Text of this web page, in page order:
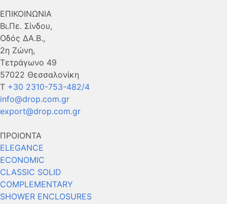
ΕΠΙΚΟΙΝΩΝΙΑ
Βι.Πε. Σίνδου,
Οδός ΔΑ.Β.,
2η Ζώνη,
Τετράγωνο 49
57022 Θεσσαλονίκη
Τ +30 2310-753-482/4
info@drop.com.gr
export@drop.com.gr
ΠΡΟΙΟΝΤΑ
ELEGANCE
ECONOMIC
CLASSIC SOLID
COMPLEMENTARY
SHOWER ENCLOSURES